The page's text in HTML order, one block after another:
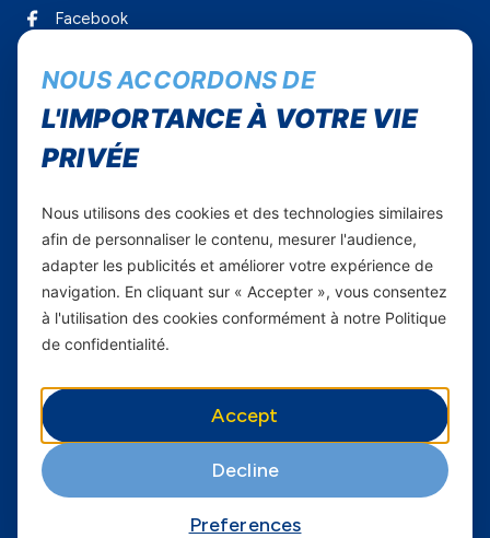
Facebook
Youtube
Yas Sénégal
Yas en Afrique
Axian Telecom
Services
Fibre
Business
SmartPhones
NOUS ACCORDONS DE
L'IMPORTANCE À VOTRE VIE
PRIVÉE
Nous utilisons des cookies et des technologies similaires
afin de personnaliser le contenu, mesurer l'audience,
adapter les publicités et améliorer votre expérience de
navigation. En cliquant sur « Accepter », vous consentez
à l'utilisation des cookies conformément à notre Politique
de confidentialité.
Accept
Decline
Preferences